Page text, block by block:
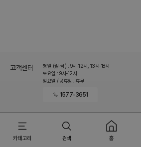
고객센터
평일 (월-금) : 9시-12시, 13시-18시
토요일 : 9시-12시
일요일 / 공휴일 : 휴무
1577-3651
카테고리 검색 홈